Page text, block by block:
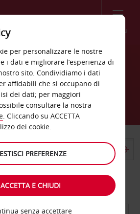
Menù
Traverse
di riconsegna diversa
AL GIORNO
per personalizzare le nostre
i dati e migliorare l’esperienza di
sito. Condividiamo i dati
affidabili che si occupano di
dei dati; per maggiori
consultare la nostra
. Cliccando su ACCETTA
dei cookie.
PREFERENZE
ACCETTA E CHIUDI
senza accettare